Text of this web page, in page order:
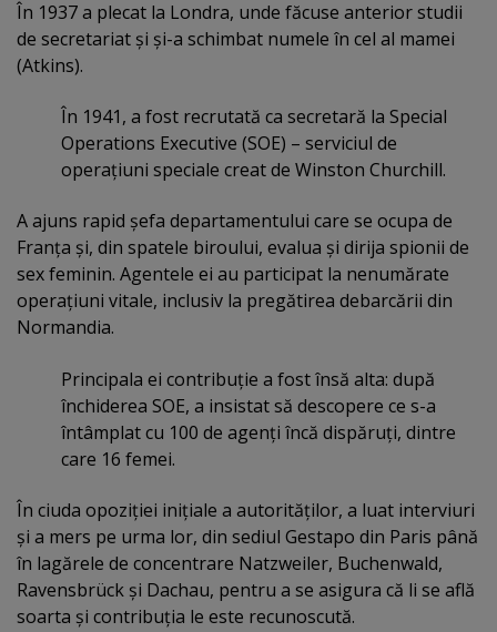
În 1937 a plecat la Londra, unde făcuse anterior studii
de secretariat şi şi-a schimbat numele în cel al mamei
(Atkins).
În 1941, a fost recrutată ca secretară la Special
Operations Executive (SOE) – serviciul de
operaţiuni speciale creat de Winston Churchill.
A ajuns rapid şefa departamentului care se ocupa de
Franţa şi, din spatele biroului, evalua şi dirija spionii de
sex feminin. Agentele ei au participat la nenumărate
operaţiuni vitale, inclusiv la pregătirea debarcării din
Normandia.
Principala ei contribuţie a fost însă alta: după
închiderea SOE, a insistat să descopere ce s-a
întâmplat cu 100 de agenţi încă dispăruţi, dintre
care 16 femei.
În ciuda opoziţiei iniţiale a autorităţilor, a luat interviuri
şi a mers pe urma lor, din sediul Gestapo din Paris până
în lagărele de concentrare Natzweiler, Buchenwald,
Ravensbrück şi Dachau, pentru a se asigura că li se află
soarta şi contribuţia le este recunoscută.